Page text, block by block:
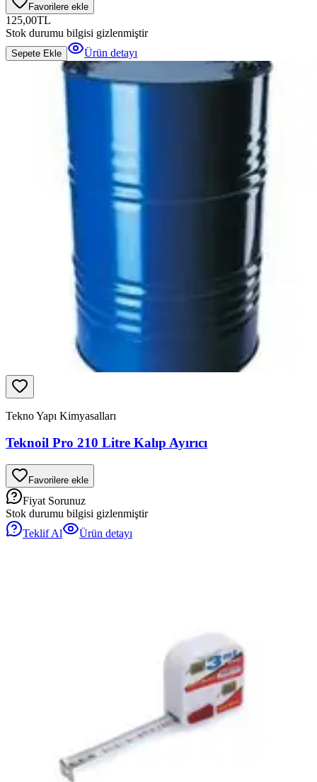
Favorilere ekle
125,00TL
Stok durumu bilgisi gizlenmiştir
Sepete Ekle Ürün detayı
Tekno Yapı Kimyasalları
Teknoil Pro 210 Litre Kalıp Ayırıcı
Favorilere ekle
Fiyat Sorunuz
Stok durumu bilgisi gizlenmiştir
Teklif Al
Ürün detayı